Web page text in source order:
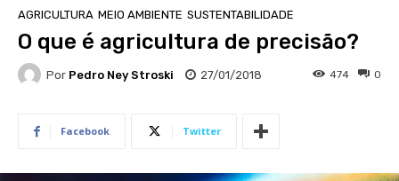
AGRICULTURA MEIO AMBIENTE SUSTENTABILIDADE
O que é agricultura de precisão?
Por Pedro Ney Stroski 27/01/2018 0
474
Facebook Twitter